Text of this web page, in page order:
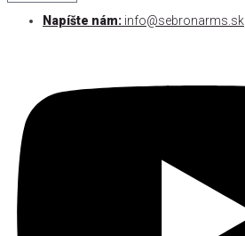
Napíšte nám: info@sebronarms.sk